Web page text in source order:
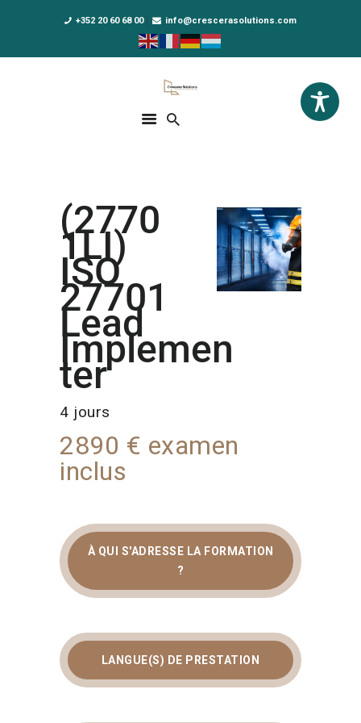
+352 20 60 68 00 info@crescerasolutions.com
Crescera Solutions
Solutions for your evolution
DPO AS A SERVICE
NOUS CONNAÎTRE
ACTUALITÉS
(2770
1LI)
ISO
27701
Lead
Implemen
ter
4 jours
2890 € examen
inclus
FORMATION ISO 27701
IMPLEMENTER & PIMS
La protection des données
À QUI S'ADRESSE LA FORMATION
?
LANGUE(S) DE PRESTATION